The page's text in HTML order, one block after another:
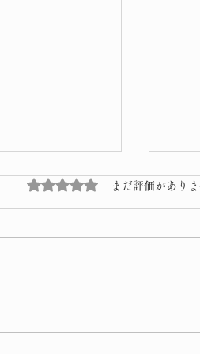
5つ星のうち0と評価されて
まだ評価があり